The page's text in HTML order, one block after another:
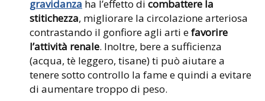
gravidanza ha l’effetto di combattere la
stitichezza, migliorare la circolazione arteriosa
contrastando il gonfiore agli arti efavorire
l’attività renale. Inoltre, bere a sufficienza
(acqua, tè leggero, tisane) ti può aiutare a
tenere sotto controllo la fame e quindi a evitare
di aumentare troppo di peso.